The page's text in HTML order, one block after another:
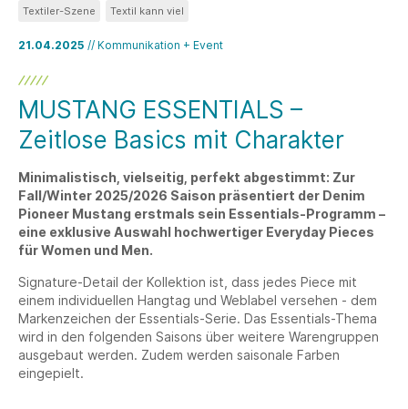
21.04.2025 // Kommunikation + Event
Textiler-Szene Textil kann viel
MUSTANG ESSENTIALS –
Zeitlose Basics mit Charakter
Minimalistisch, vielseitig, perfekt abgestimmt: Zur
Fall/Winter 2025/2026 Saison präsentiert der Denim
Pioneer Mustang erstmals sein Essentials-Programm –
eine exklusive Auswahl hochwertiger Everyday Pieces
für Women und Men.
Signature-Detail der Kollektion ist, dass jedes Piece mit
einem individuellen Hangtag und Weblabel versehen - dem
Markenzeichen der Essentials-Serie. Das Essentials-Thema
wird in den folgenden Saisons über weitere Warengruppen
ausgebaut werden. Zudem werden saisonale Farben
eingepielt.